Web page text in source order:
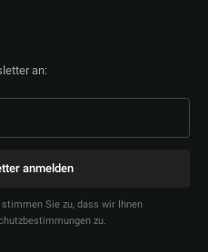
an:
anmelden
Sie zu, dass wir Ihnen
zu.